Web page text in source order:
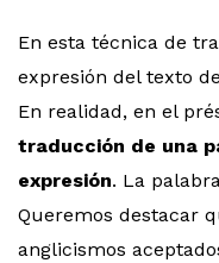
En esta técnica de
expresión del texto
En realidad, en el
traducción de una
expresión. La
Queremos destacar
anglicismos